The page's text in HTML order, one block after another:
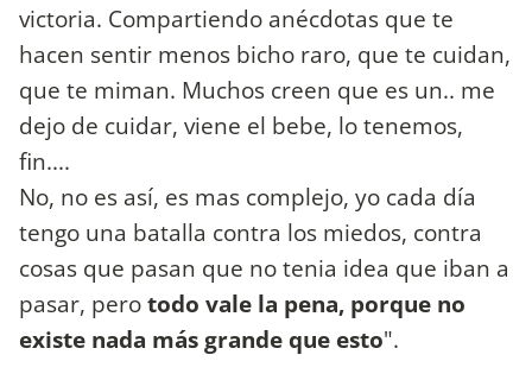
victoria. Compartiendo anécdotas que te
hacen sentir menos bicho raro, que te cuidan,
que te miman. Muchos creen que es un.. me
dejo de cuidar, viene el bebe, lo tenemos,
fin....
No, no es así, es mas complejo, yo cada día
tengo una batalla contra los miedos, contra
cosas que pasan que no tenia idea que iban a
pasar, perotodo vale la pena, porque no
existe nada más grande que esto".